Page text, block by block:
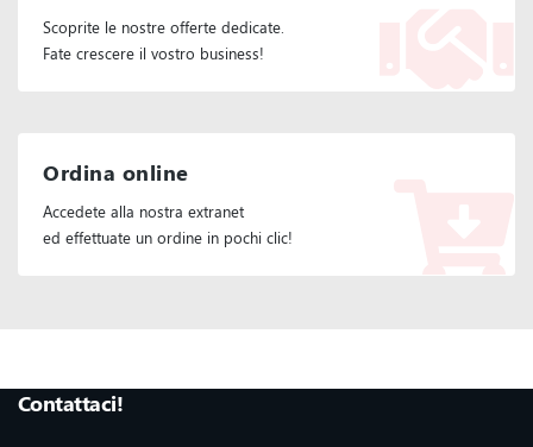
Scoprite le nostre offerte dedicate.
Fate crescere il vostro business!
Ordina online
Accedete alla nostra extranet
ed effettuate un ordine in pochi clic!
Contattaci!